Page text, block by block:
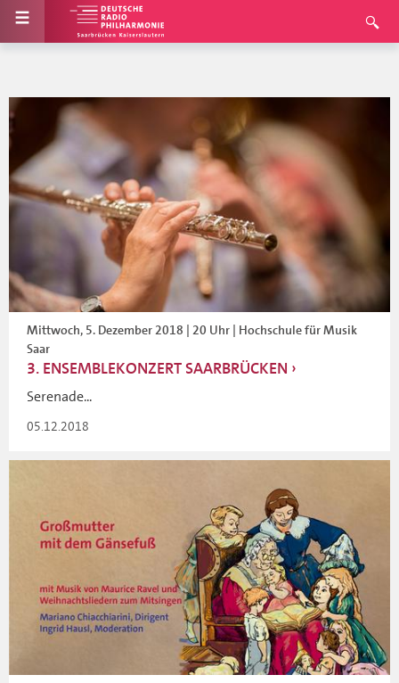
Mittwoch, 5. Dezember 2018 | 20 Uhr | Hochschule für Musik
Saar
3. ENSEMBLEKONZERT SAARBRÜCKEN
Serenade...
05.12.2018